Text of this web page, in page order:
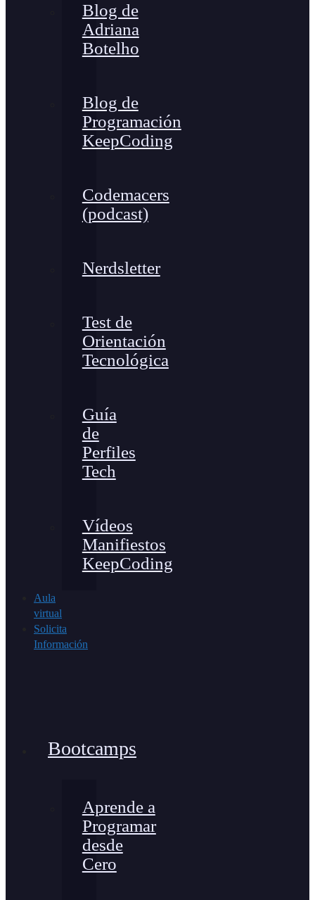
Blog de
Adriana
Botelho
Blog de
Programación
KeepCoding
Codemacers
(podcast)
Nerdsletter
Test de
Orientación
Tecnológica
Guía
de
Perfiles
Tech
Vídeos
Manifiestos
KeepCoding
Aula
virtual
Solicita
Información
Bootcamps
Aprende a
Programar
desde
Cero